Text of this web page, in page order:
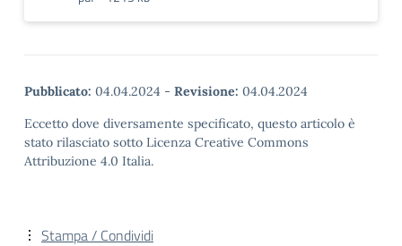
Pubblicato: 04.04.2024 - Revisione: 04.04.2024
Eccetto dove diversamente specificato, questo articolo è
stato rilasciato sotto Licenza Creative Commons
Attribuzione 4.0 Italia.
Stampa / Condividi